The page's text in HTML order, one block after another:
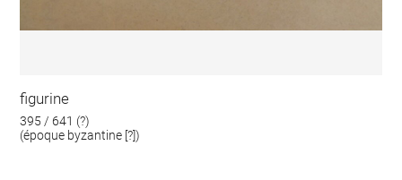
figurine
395 / 641 (?)
(époque byzantine [?])